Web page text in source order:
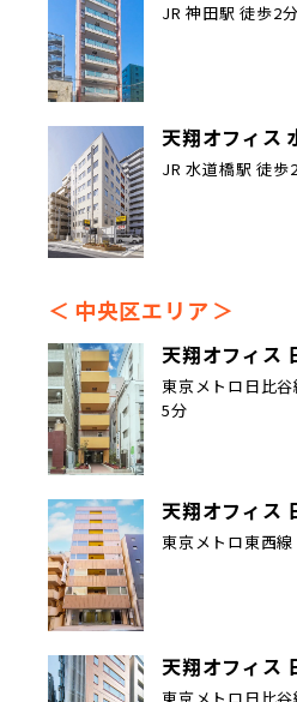
JR 神田駅 徒歩2分
天翔オフィス
JR 水道橋駅 徒歩
中央区エリア
天翔オフィス
東京メトロ日比
5分
天翔オフィス
東京メトロ東西
天翔オフィス